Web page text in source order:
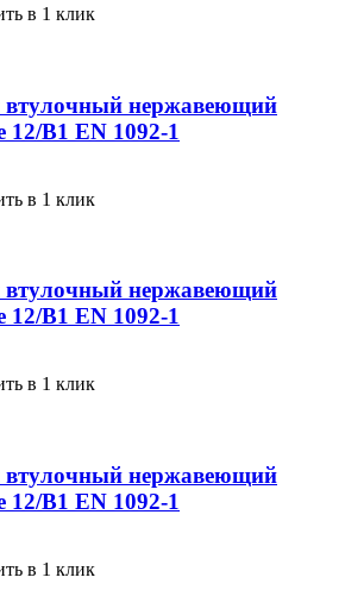
в 1 клик
втулочный нержавеющий
12/B1 EN 1092-1
в 1 клик
втулочный нержавеющий
12/B1 EN 1092-1
в 1 клик
втулочный нержавеющий
12/B1 EN 1092-1
в 1 клик